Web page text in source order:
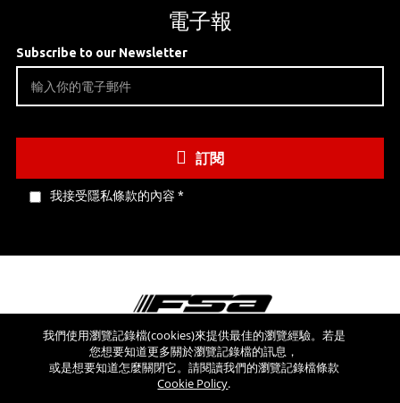
電子報
Subscribe to our Newsletter
訂閱
我接受隱私條款的內容 *
看看其他網站
我們使用瀏覽記錄檔(cookies)來提供最佳的瀏覽經驗。若是
您想要知道更多關於瀏覽記錄檔的訊息，
或是想要知道怎麼關閉它。請閱讀我們的瀏覽記錄檔條款
Cookie Policy.